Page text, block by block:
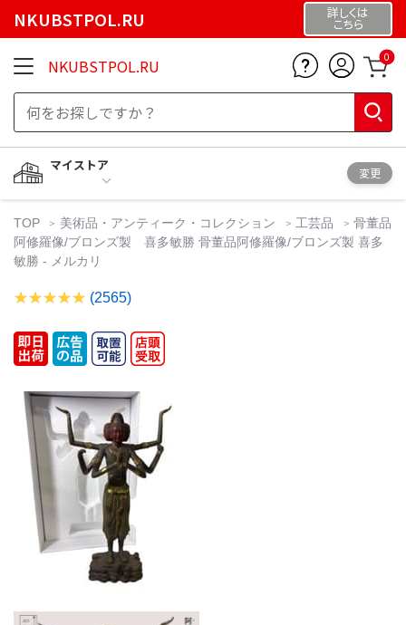
NKUBSTPOL.RU 詳しくは
こちら
NKUBSTPOL.RU 0
マイストア
変更
TOP 美術品・アンティーク・コレクション 工芸品
骨董品
阿修羅像/ブロンズ製 喜多敏勝 骨董品阿修羅像/ブロンズ製 喜多
敏勝 - メルカリ
(2565)